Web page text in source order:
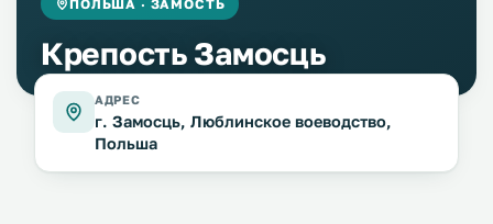
ПОЛЬША · ЗАМОСТЬ
Крепость Замосць
АДРЕС
г. Замосць, Люблинское воеводство,
Польша